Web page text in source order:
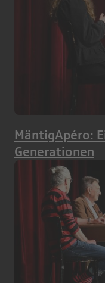
MäntigApéro:
Generationen